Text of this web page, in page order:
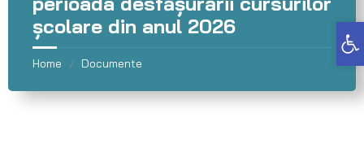
școlare din anul 2026
Home / Documente
Deschide bara de unelte